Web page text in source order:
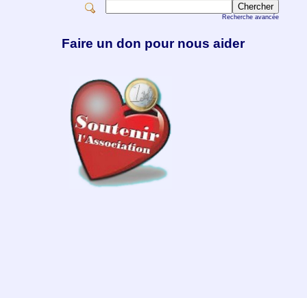
Recherche avancée
Faire un don pour nous aider